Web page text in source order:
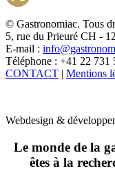
© Gastronomiac. Tous
5, rue du Prieuré CH -
E-mail :
Téléphone : +41 22
CONTACT | Mentions
Webdesign &
Le monde de la
êtes à la